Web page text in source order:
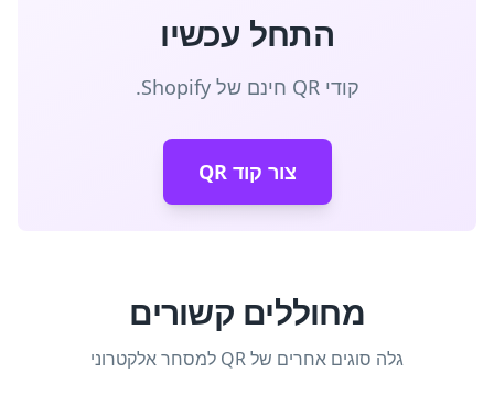
התחל עכשיו
קודי QR חינם של Shopify.
צור קוד QR
מחוללים קשורים
גלה סוגים אחרים של QR למסחר אלקטרוני